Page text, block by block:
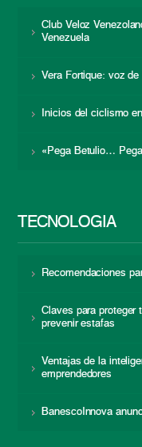
Club Veloz
Venezuela
Vera Fortique: voz de
Inicios del ciclismo
«Pega Betulio…
TECNOLOGÍA
Recomendaciones
Claves para proteger
prevenir estafas
Ventajas de la
emprendedores
BanescoInnova